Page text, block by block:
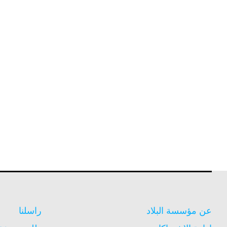
عن مؤسسة البلاد
راسلنا